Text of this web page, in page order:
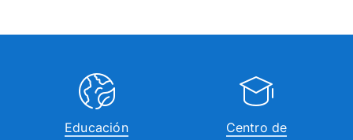
Educación
Centro de